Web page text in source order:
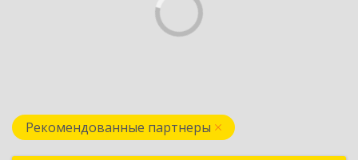
Рекомендованные партнеры